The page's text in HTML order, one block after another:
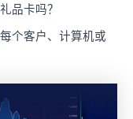
品卡吗？
个客户、计算机或